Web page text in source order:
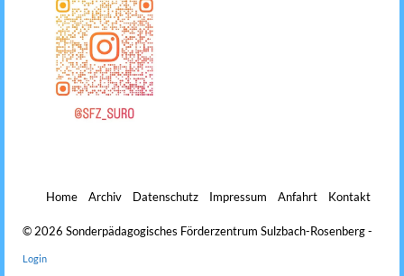
Home Archiv Datenschutz Impressum Anfahrt Kontakt
© 2026 Sonderpädagogisches Förderzentrum Sulzbach-Rosenberg -
Login